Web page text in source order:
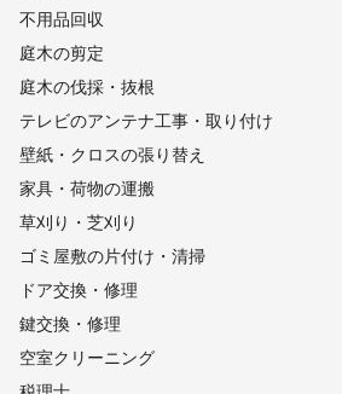
不用品回収
庭木の剪定
庭木の伐採・抜根
テレビのアンテナ工事・取り付け
壁紙・クロスの張り替え
家具・荷物の運搬
草刈り・芝刈り
ゴミ屋敷の片付け・清掃
ドア交換・修理
鍵交換・修理
空室クリーニング